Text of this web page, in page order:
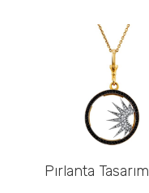
Pırlanta